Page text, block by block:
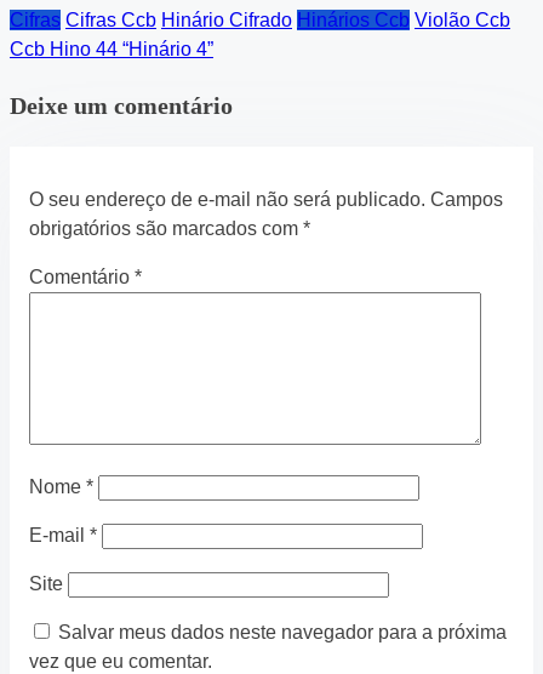
Cifras Cifras Ccb Hinário Cifrado Hinários Ccb Violão Ccb
Ccb Hino 44 “Hinário 4”
Deixe um comentário
O seu endereço de e-mail não será publicado. Campos
obrigatórios são marcados com *
Comentário *
Nome *
E-mail *
Site
Salvar meus dados neste navegador para a próxima
vez que eu comentar.